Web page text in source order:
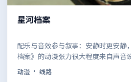
星河档案
配乐与音效参与叙事：安静时更安静
档案》的动漫张力很大程度来自声音
动漫 · 线路